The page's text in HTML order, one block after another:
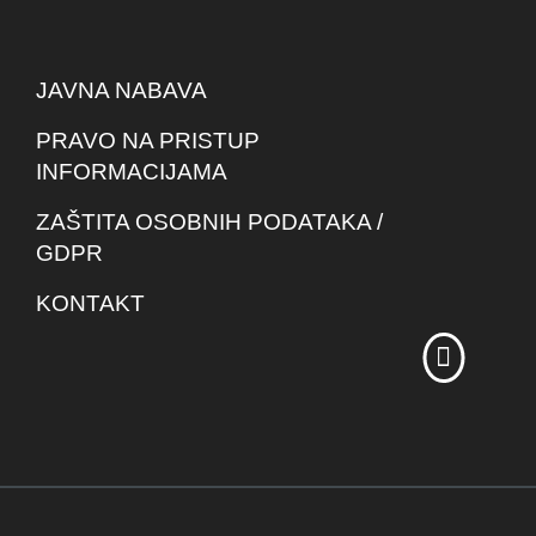
JAVNA NABAVA
PRAVO NA PRISTUP
INFORMACIJAMA
ZAŠTITA OSOBNIH PODATAKA /
GDPR
KONTAKT